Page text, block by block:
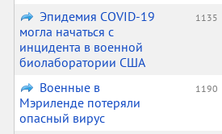
Эпидемия COVID-19
могла начаться с
инцидента в военной
биолаборатории США
1135
Военные в
Мэриленде потеряли
опасный вирус
1190